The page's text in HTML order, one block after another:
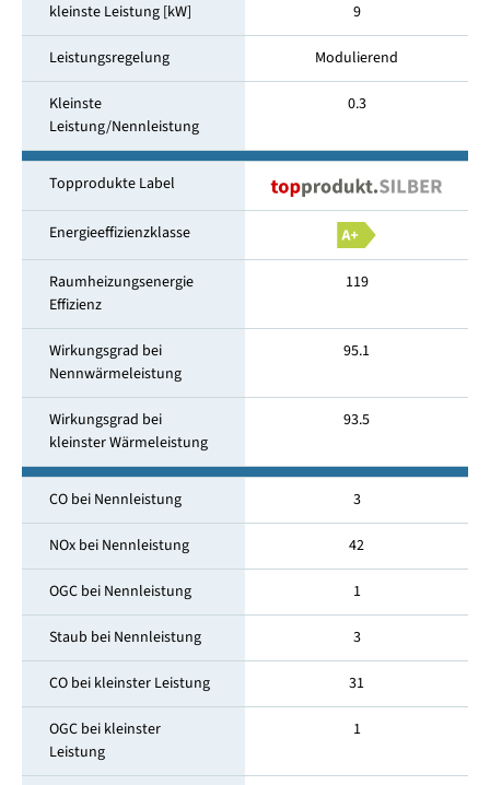
kleinste Leistung [kW] 9
Leistungsregelung Modulierend
Kleinste
Leistung/Nennleistung
0.3
Topprodukte Label
Energieeffizienzklasse
Raumheizungsenergie
Effizienz
119
Wirkungsgrad bei
Nennwärmeleistung
95.1
Wirkungsgrad bei
kleinster Wärmeleistung
93.5
CO bei Nennleistung 3
NOx bei Nennleistung 42
OGC bei Nennleistung 1
Staub bei Nennleistung 3
CO bei kleinster Leistung 31
OGC bei kleinster
Leistung
1